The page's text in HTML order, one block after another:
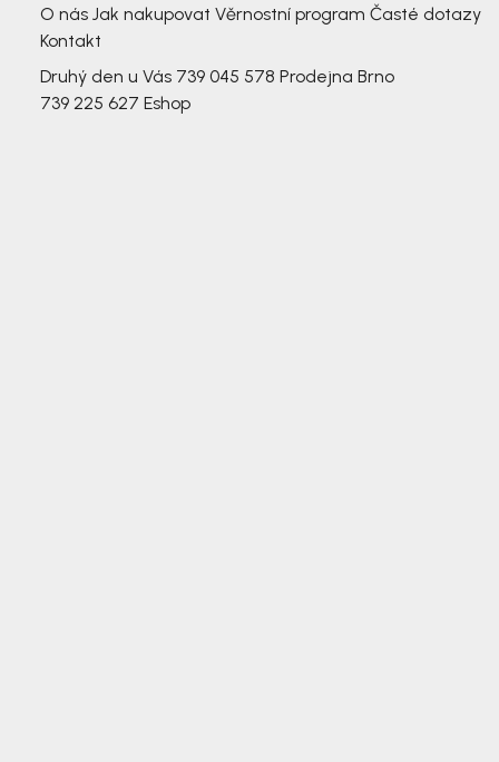
O nás Jak nakupovat Věrnostní program Časté dotazy
Kontakt
Druhý den u Vás 739 045 578 Prodejna Brno
739 225 627 Eshop